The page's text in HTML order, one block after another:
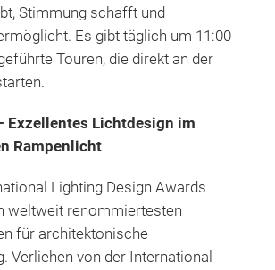
Stimmung schafft und
Es gibt täglich um 11:00
Touren, die direkt an der
Exzellentes Lichtdesign im
Rampenlicht
Lighting Design Awards
weltweit renommiertesten
für architektonische
Verliehen von der International